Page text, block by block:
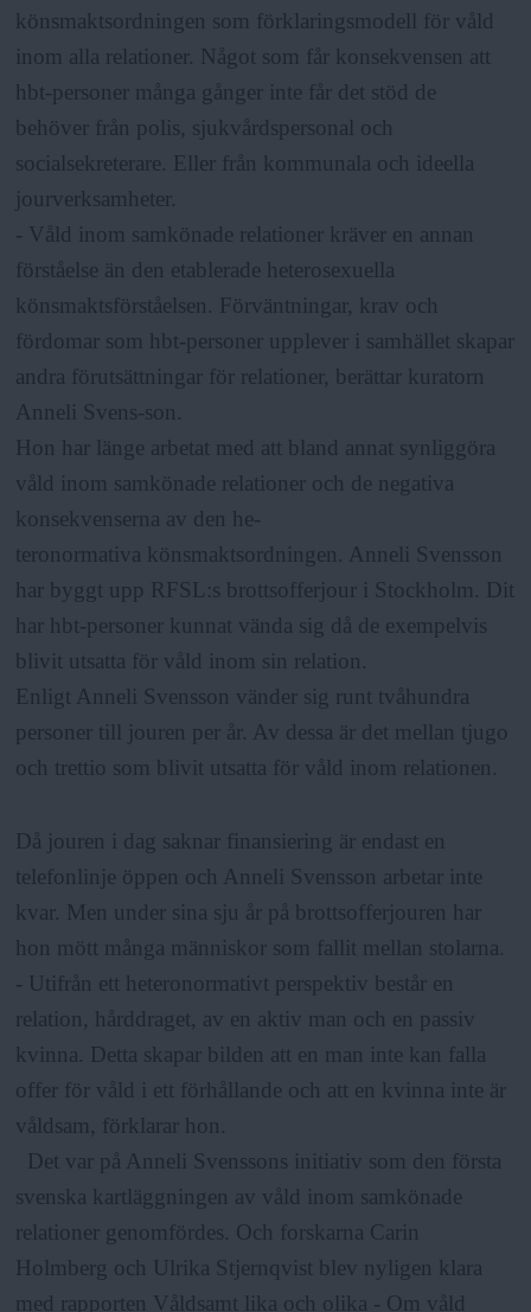
könsmaktsordningen som förklaringsmodell för våld
inom alla relationer. Något som får konsekvensen att
hbt-personer många gånger inte får det stöd de
behöver från polis, sjukvårdspersonal och
socialsekreterare. Eller från kommunala och ideella
jourverksamheter.
- Våld inom samkönade relationer kräver en annan
förståelse än den etablerade heterosexuella
könsmaktsförståelsen. Förväntningar, krav och
fördomar som hbt-personer upplever i samhället skapar
andra förutsättningar för relationer, berättar kuratorn
Anneli Svens-son.
Hon har länge arbetat med att bland annat synliggöra
våld inom samkönade relationer och de negativa
konsekvenserna av den he-
teronormativa könsmaktsordningen. Anneli Svensson
har byggt upp RFSL:s brottsofferjour i Stockholm. Dit
har hbt-personer kunnat vända sig då de exempelvis
blivit utsatta för våld inom sin relation.
Enligt Anneli Svensson vänder sig runt tvåhundra
personer till jouren per år. Av dessa är det mellan tjugo
och trettio som blivit utsatta för våld inom relationen.
Då jouren i dag saknar finansiering är endast en
telefonlinje öppen och Anneli Svensson arbetar inte
kvar. Men under sina sju år på brottsofferjouren har
hon mött många människor som fallit mellan stolarna.
- Utifrån ett heteronormativt perspektiv består en
relation, hårddraget, av en aktiv man och en passiv
kvinna. Detta skapar bilden att en man inte kan falla
offer för våld i ett förhållande och att en kvinna inte är
våldsam, förklarar hon.
Det var på Anneli Svenssons initiativ som den första
svenska kartläggningen av våld inom samkönade
relationer genomfördes. Och forskarna Carin
Holmberg och Ulrika Stjernqvist blev nyligen klara
med rapporten Våldsamt lika och olika - Om våld